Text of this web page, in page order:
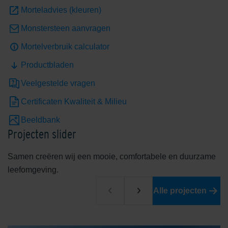
Unique Beige
Exclusieve kleuren
Limestone Yellow
Morteladvies (kleuren)
Monstersteen aanvragen
Mortelverbruik calculator
Productbladen
Veelgestelde vragen
Certificaten Kwaliteit & Milieu
Beeldbank
Projecten slider
Samen creëren wij een mooie, comfortabele en duurzame
leefomgeving.
Alle projecten